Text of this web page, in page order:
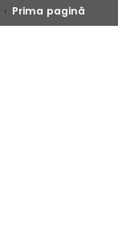
Prima pagină